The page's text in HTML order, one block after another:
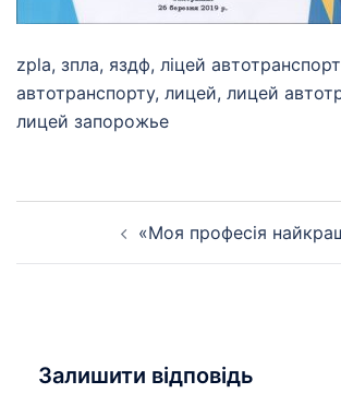
zpla, зпла, яздф, ліцей
автотранспорту, лицей, лицей
лицей запорожье
«Моя професія
Залишити відповідь